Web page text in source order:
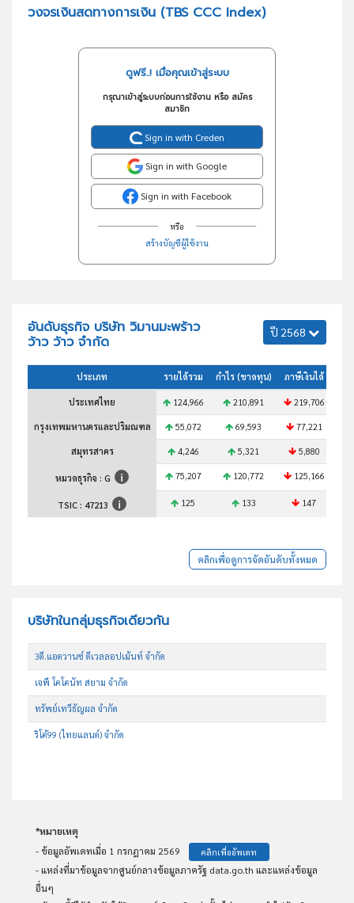
วงจรเงินสดทางการเงิน (TBS CCC Index)
ดูฟรี..! เมื่อคุณเข้าสู่ระบบ
กรุณาเข้าสู่ระบบก่อนการใช้งาน หรือ สมัคร
สมาชิก
Sign in with Creden
Sign in with Google
Sign in with Facebook
หรือ
สร้างบัญชีผู้ใช้งาน
อันดับธุรกิจ บริษัท วิมานมะพร้าว
ว้าว ว้าว จำกัด
ปี 2568
ประเภท รายได้รวม กำไร (ขาดทุน) ภาษีเงินได้
ประเทศไทย 124,966 210,891 219,706
กรุงเทพมหานครและปริมณฑล 55,072 69,593 77,221
สมุทรสาคร 4,246 5,321 5,880
หมวดธุรกิจ : G 75,207 120,772 125,166
TSIC : 47213 125 133 147
คลิกเพื่อดูการจัดอันดับทั้งหมด
บริษัทในกลุ่มธุรกิจเดียวกัน
3ดี.แอดวานซ์ ดีเวลลอปเม้นท์ จำกัด
เจพี โคโคนัท สยาม จำกัด
ทรัพย์เทวีธัญผล จำกัด
ริโค้99 (ไทยแลนด์) จำกัด
*หมายเหตุ
- ข้อมูลอัพเดทเมื่อ 1 กรกฎาคม 2569
คลิกเพื่ออัพเดท
- แหล่งที่มาข้อมูลจากศูนย์กลางข้อมูลภาครัฐ data.go.th และแหล่งข้อมูล
อื่นๆ